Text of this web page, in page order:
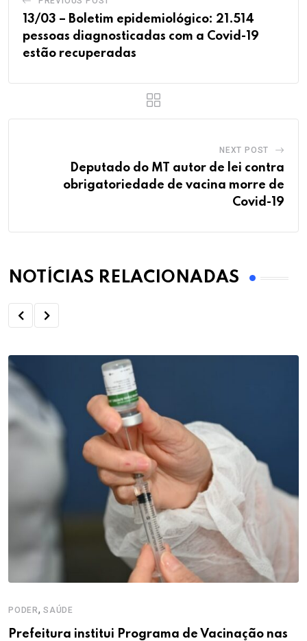
13/03 – Boletim epidemiológico: 21.514
pessoas diagnosticadas com a Covid-19
estão recuperadas
NEXT POST
Deputado do MT autor de lei contra
obrigatoriedade de vacina morre de
Covid-19
NOTÍCIAS RELACIONADAS
PODER, SAÚDE
Prefeitura institui Programa de Vacinação nas